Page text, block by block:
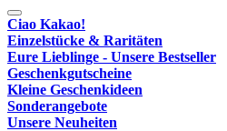
Ciao Kakao!
Einzelstücke & Raritäten
Eure Lieblinge - Unsere Bestseller
Geschenkgutscheine
Kleine Geschenkideen
Sonderangebote
Unsere Neuheiten